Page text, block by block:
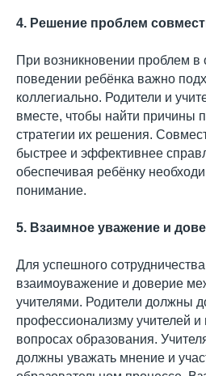
4. Решение проблем
При возникновении проблем в
поведении ребёнка важно
коллегиально. Родители и
вместе, чтобы найти причины
стратегии их решения.
быстрее и эффективнее
обеспечивая ребёнку
понимание.
5. Взаимное уважение и
Для успешного
взаимоуважение и доверие
учителями. Родители должны
профессионализму учителей и
вопросах образования.
должны уважать мнение и